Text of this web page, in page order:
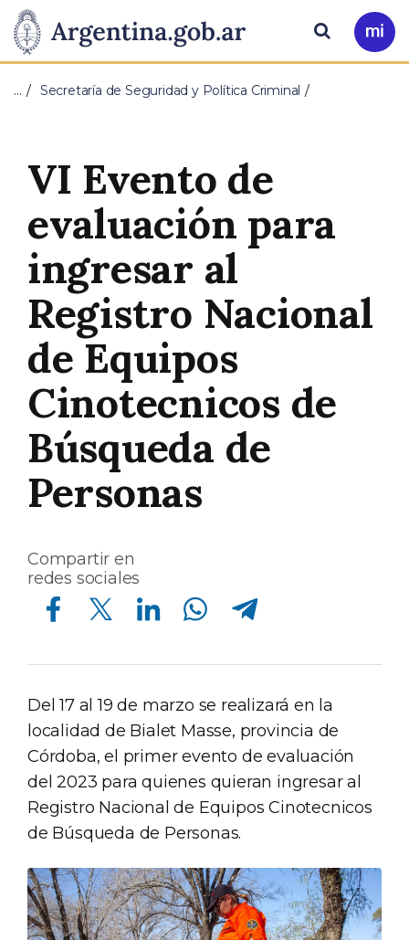
Presidencia
de
Nación
Pasar al contenido principal
Ir
a
Buscar
… Secretaría de Seguridad y Política Criminal
VI Evento de
evaluación para
ingresar al
Registro Nacional
de Equipos
Cinotecnicos de
Búsqueda de
Personas
Compartir en
redes sociales
Compartir en Facebook Compartir en Twitter Compartir en Linkedin Compartir en Whatsapp Compartir en Telegram
Del 17 al 19 de marzo se realizará en la
localidad de Bialet Masse, provincia de
Córdoba, el primer evento de evaluación
del 2023 para quienes quieran ingresar al
Registro Nacional de Equipos Cinotecnicos
de Búsqueda de Personas.